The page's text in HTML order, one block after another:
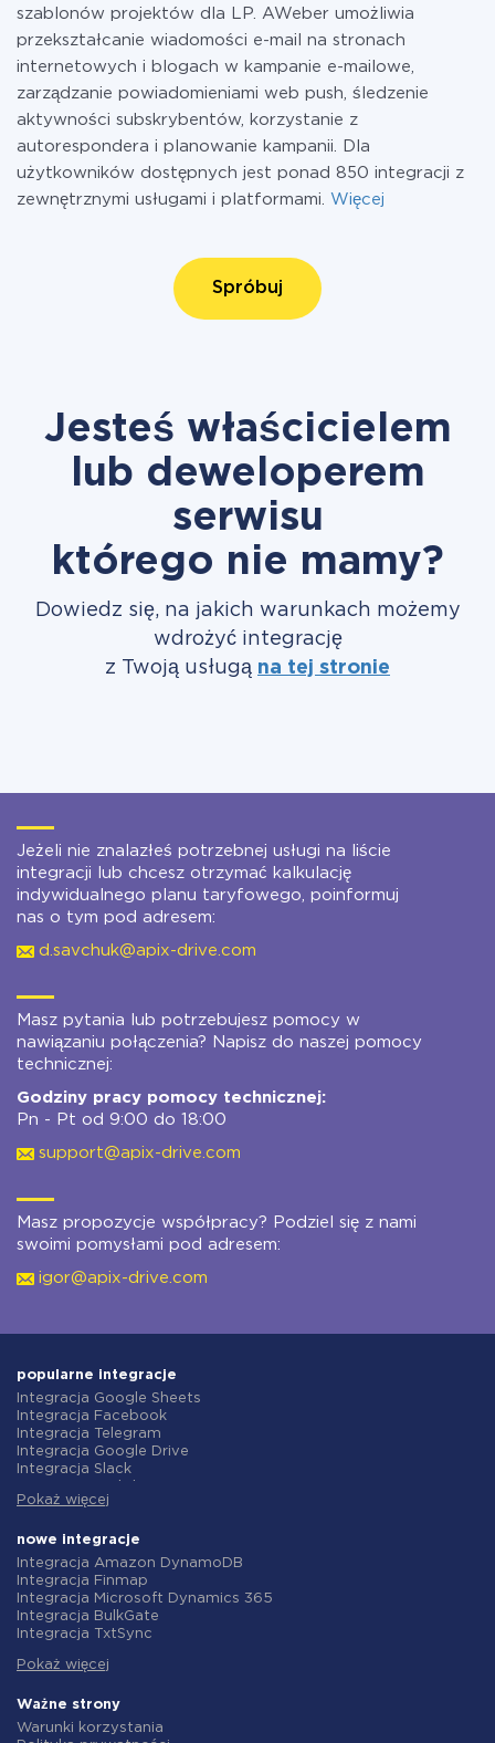
szablonów projektów dla LP. AWeber umożliwia
przekształcanie wiadomości e-mail na stronach
internetowych i blogach w kampanie e-mailowe,
zarządzanie powiadomieniami web push, śledzenie
aktywności subskrybentów, korzystanie z
autorespondera i planowanie kampanii. Dla
użytkowników dostępnych jest ponad 850 integracji z
zewnętrznymi usługami i platformami. Więcej
Spróbuj
Jesteś właścicielem
lub deweloperem
serwisu
którego nie mamy?
Dowiedz się, na jakich warunkach możemy
wdrożyć integrację
z Twoją usługą na tej stronie
Jeżeli nie znalazłeś potrzebnej usługi na liście
integracji lub chcesz otrzymać kalkulację
indywidualnego planu taryfowego, poinformuj
nas o tym pod adresem:
d.savchuk@apix-drive.com
Masz pytania lub potrzebujesz pomocy w
nawiązaniu połączenia? Napisz do naszej pomocy
technicznej:
Godziny pracy pomocy technicznej:
Pn - Pt od 9:00 do 18:00
support@apix-drive.com
Masz propozycje współpracy? Podziel się z nami
swoimi pomysłami pod adresem:
igor@apix-drive.com
popularne integracje
Integracja Google Sheets
Integracja Facebook
Integracja Telegram
Integracja Google Drive
Integracja Slack
Integracja Gmail
Integracja ClickUp
Integracja Airtable
Integracja Google Contacts
Integracja OpenAI (ChatGPT)
Integracja Instagram
Integracja ActiveCampaign
Integracja Salesforce CRM
Integracja Notion
Integracja AWeber
Pokaż więcej
nowe integracje
Integracja Amazon DynamoDB
Integracja Finmap
Integracja Microsoft Dynamics 365
Integracja BulkGate
Integracja TxtSync
Integracja Corezoid
Integracja Instasent
Integracja AtomPark
Integracja TXTImpact
Pokaż więcej
Ważne strony
Warunki korzystania